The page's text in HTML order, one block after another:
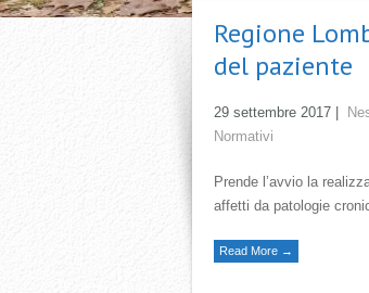
Regione
del paziente
29 settembre 2017
Normativi
Prende l’avvio la
affetti da patologie
Read More →